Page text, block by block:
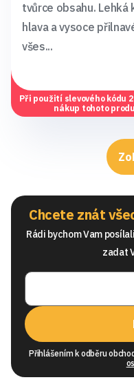
tvůrce obsahu.
hlava a vysoce
všes...
Při použití slevového kódu
nákup tohoto
Chcete znát
Rádi bychom Vam
zadat
Přihlášením k odběru